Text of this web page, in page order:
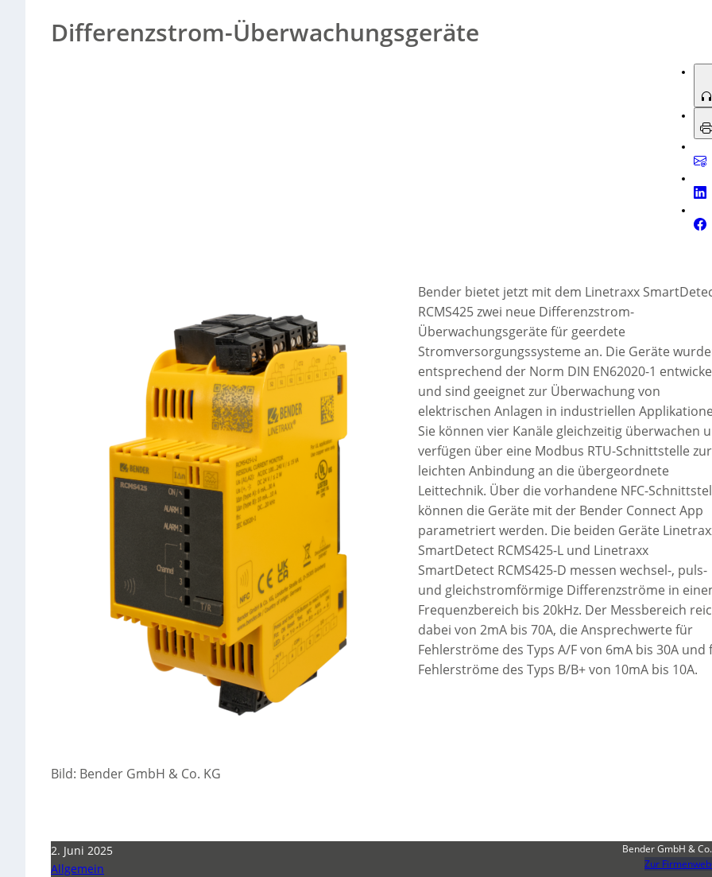
Differenzstrom-Überwachungsgeräte
Bild: Bender GmbH & Co. KG
Bender bietet jetzt mit dem Linetraxx
RCMS425 zwei neue Differenzstrom-
Überwachungsgeräte für geerdete
Stromversorgungssysteme an. Die Geräte
entsprechend der Norm DIN EN62020-1
und sind geeignet zur Überwachung von
elektrischen Anlagen in industriellen
Sie können vier Kanäle gleichzeitig überwachen
verfügen über eine Modbus RTU-Schnittstelle zur
leichten Anbindung an die übergeordnete
Leittechnik. Über die vorhandene NFC-
können die Geräte mit der Bender Connect App
parametriert werden. Die beiden Geräte
SmartDetect RCMS425-L und Linetraxx
SmartDetect RCMS425-D messen wechsel-, puls-
und gleichstromförmige Differenzströme in
Frequenzbereich bis 20kHz. Der Messbereich
dabei von 2mA bis 70A, die Ansprechwerte für
Fehlerströme des Typs A/F von 6mA bis 30A und
Fehlerströme des Typs B/B+ von 10mA bis 10A.
2. Juni 2025
Allgemein
Bender GmbH &
Zur